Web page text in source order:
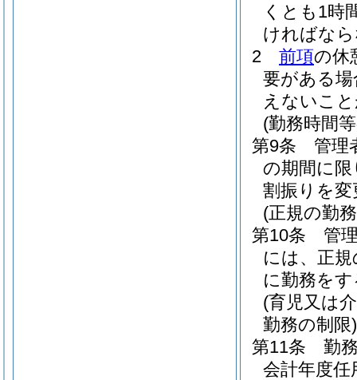
くとも1時
ければな
2
前項の休
要がある
えないこ
(勤務時間
第9条
管理
の期間に
割振りを
(正規の勤
第10条
管
には、正
に勤務を
(育児又は
勤務の制限)
第11条
勤
会計年度